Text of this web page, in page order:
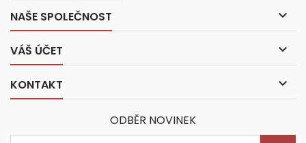
NAŠE SPOLEČNOST 
VÁŠ ÚČET 
KONTAKT 
ODBĚR NOVINEK